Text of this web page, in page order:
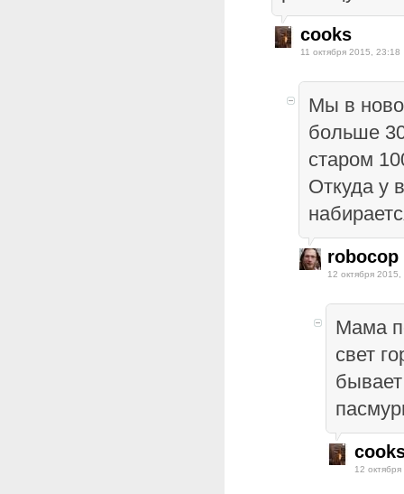
cooks
11 октября 2015, 23:18
Мы в
больше
старом
Откуда у
robocop
12 октября
Мама
свет
12